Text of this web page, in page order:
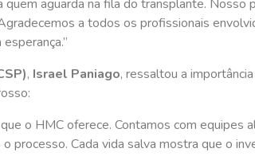
quem aguarda na fila do transplante.
a todos os profissionais
, Israel Paniago, ressaltou a
o HMC oferece. Contamos com equipes
processo. Cada vida salva mostra que o